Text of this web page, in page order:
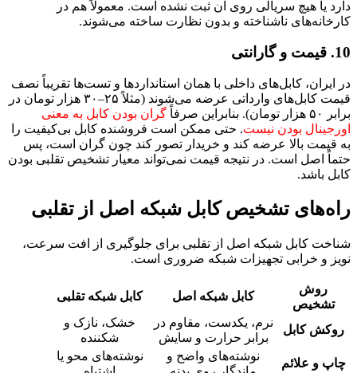
دارد یا هیچ سریالی روی آن ثبت نشده است. معمولاً هم در
کارخانه‌های ناشناخته و بدون نظارت ساخته می‌شوند.
10. قیمت و گارانتی
در ایران، کابل‌های داخلی با همان استانداردها و تست‌ها تقریباً نصف
قیمت کابل‌های وارداتی عرضه می‌شوند (مثلاً ۲۵–۳۰ هزار تومان در
برابر ۵۰ هزار تومان). بنابراین صرفاً
گران بودن کابل به معنی
اورجینال بودن نیست. حتی ممکن است فروشنده کابل بی‌کیفیت را
به قیمت بالا عرضه کند و خریدار تصور کند چون گران است، پس
حتماً اصل است. در نتیجه قیمت نمی‌تواند معیار تشخیص تقلبی بودن
کابل باشد.
راه‌های تشخیص کابل شبکه اصل از تقلبی
شناخت کابل شبکه اصل از تقلبی برای جلوگیری از افت سرعت،
نویز و خرابی تجهیزات شبکه ضروری است.
روش
تشخیص
کابل شبکه اصل کابل شبکه تقلبی
روکش کابل
نرم، یکدست، مقاوم در
برابر حرارت و سایش
خشک، نازک و
شکننده
چاپ و علائم
نوشته‌های واضح و
نوشته‌های محو یا